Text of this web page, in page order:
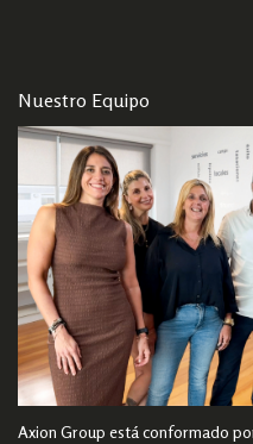
Nuestro Equipo
Axion Group está conformado